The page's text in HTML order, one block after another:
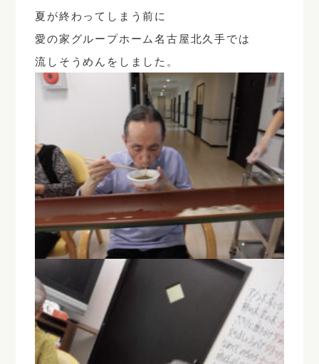
夏が終わってしまう前に
愛の家グループホーム名古屋北久手では
流しそうめんをしました。